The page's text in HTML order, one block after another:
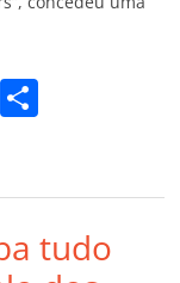
C
o
p
ar
tudo